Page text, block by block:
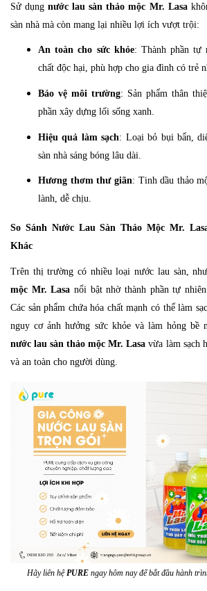
Sử dụngnước lau sàn thảo mộc Mr. Lasa
sàn nhà mà còn mang lại nhiều lợi ích vượt trội:
An toàn cho sức khỏe: Thành phần tự
chất độc hại, phù hợp cho gia đình có trẻ
Bảo vệ môi trường: Sản phẩm thân
phần xây dựng lối sống xanh.
Hiệu quả làm sạch: Loại bỏ bụi bẩn,
sàn nhà sáng bóng lâu dài.
Hương thơm thư giãn: Tinh dầu thảo
lành, dễ chịu.
So Sánh Nước Lau Sàn Thảo Mộc Mr.
Khác
Trên thị trường có nhiều loại nước lau sàn,
mộc Mr. Lasa nổi bật nhờ thành phần tự
Các sản phẩm chứa hóa chất mạnh có thể làm
nguy cơ ảnh hưởng sức khỏe và làm hỏng bề
nước lau sàn thảo mộc Mr. Lasa vừa làm sạch
và an toàn cho người dùng.
Hãy liên hệPUREngay hôm nay để bắt đầu hành